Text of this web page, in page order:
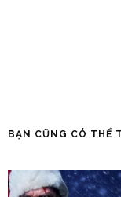
BẠN CŨNG CÓ THỂ